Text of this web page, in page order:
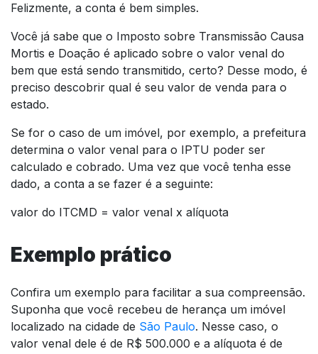
Felizmente, a conta é bem simples.
Você já sabe que o Imposto sobre Transmissão Causa
Mortis e Doação é aplicado sobre o valor venal do
bem que está sendo transmitido, certo? Desse modo, é
preciso descobrir qual é seu valor de venda para o
estado.
Se for o caso de um imóvel, por exemplo, a prefeitura
determina o valor venal para o IPTU poder ser
calculado e cobrado. Uma vez que você tenha esse
dado, a conta a se fazer é a seguinte:
valor do ITCMD = valor venal x alíquota
Exemplo prático
Confira um exemplo para facilitar a sua compreensão.
Suponha que você recebeu de herança um imóvel
localizado na cidade de São Paulo. Nesse caso, o
valor venal dele é de R$ 500.000 e a alíquota é de